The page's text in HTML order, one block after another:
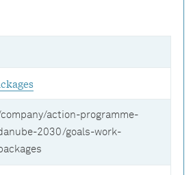
action-programme-
2030/goals-work-